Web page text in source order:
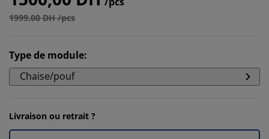
1999,00 DH /pcs
Type de module:
Chaise/pouf
Livraison ou retrait ?